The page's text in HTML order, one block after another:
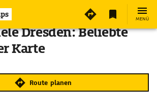
MENÜ
Dresden: Beliebte
Karte
Route planen